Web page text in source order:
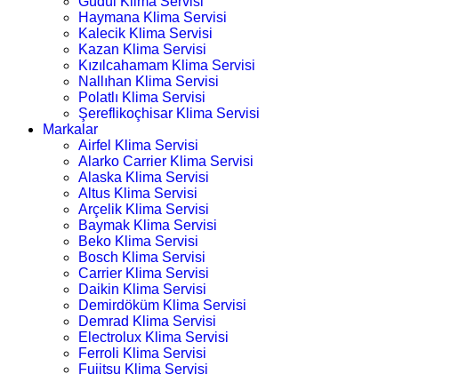
Haymana Klima Servisi
Kalecik Klima Servisi
Kazan Klima Servisi
Kızılcahamam Klima Servisi
Nallıhan Klima Servisi
Polatlı Klima Servisi
Şereflikoçhisar Klima Servisi
Markalar
Airfel Klima Servisi
Alarko Carrier Klima Servisi
Alaska Klima Servisi
Altus Klima Servisi
Arçelik Klima Servisi
Baymak Klima Servisi
Beko Klima Servisi
Bosch Klima Servisi
Carrier Klima Servisi
Daikin Klima Servisi
Demirdöküm Klima Servisi
Demrad Klima Servisi
Electrolux Klima Servisi
Ferroli Klima Servisi
Fujitsu Klima Servisi